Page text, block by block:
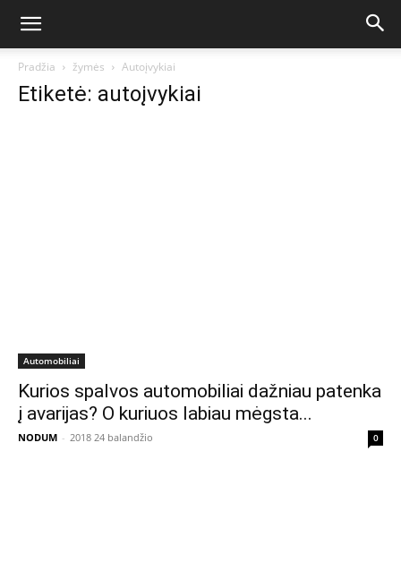
Pradžia žymės Autoįvykiai
Etiketė: autoįvykiai
Automobiliai
Kurios spalvos automobiliai dažniau patenka
į avarijas? O kuriuos labiau mėgsta...
NODUM - 2018 24 balandžio 0